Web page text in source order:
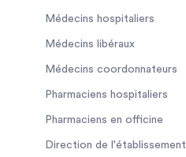
Médecins hospitaliers
Médecins libéraux
Médecins coordonnateurs
Pharmaciens hospitaliers
Pharmaciens en officine
Direction de l'établissement